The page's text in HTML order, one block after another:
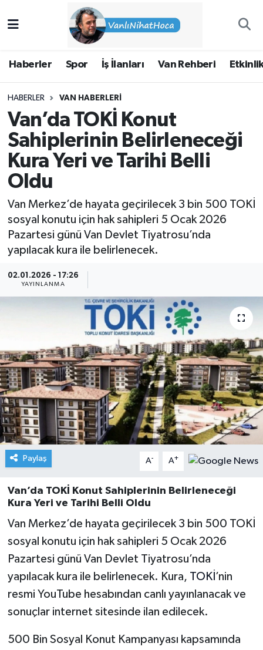
Haberler Spor İş İlanları Van Rehberi
HABERLER VAN HABERLERI
Van’da TOKİ Konut
Sahiplerinin Belirleneceği
Kura Yeri ve Tarihi Belli
Oldu
Van Merkez’de hayata geçirilecek 3 bin 500 TOKİ
sosyal konutu için hak sahipleri 5 Ocak 2026
Pazartesi günü Van Devlet Tiyatrosu’nda
yapılacak kura ile belirlenecek.
02.01.2026 - 17:26
YAYINLANMA
Paylaş A- A+
Van’da TOKİ Konut Sahiplerinin Belirleneceği
Kura Yeri ve Tarihi Belli Oldu
Van Merkez’de hayata geçirilecek 3 bin 500 TOKİ
sosyal konutu için hak sahipleri 5 Ocak 2026
Pazartesi günü Van Devlet Tiyatrosu’nda
yapılacak kura ile belirlenecek. Kura, TOKİ ’nin
resmi YouTube hesabından canlı yayınlanacak ve
sonuçlar internet sitesinde ilan edilecek.
500 Bin Sosyal Konut Kampanyası kapsamında
Van Rehberi
Etkinlikler
Hakkımda
İpekyolu Nöbetçi Eczaneler
Süper Lig Puan Durumu ve Fikstür
Tüm Manşetler
Haber Arşivi